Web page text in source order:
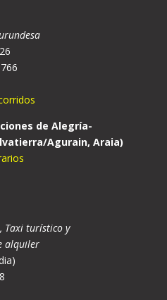
de Alegría-
Agurain, Araia)
Taxi turístico y
alquiler